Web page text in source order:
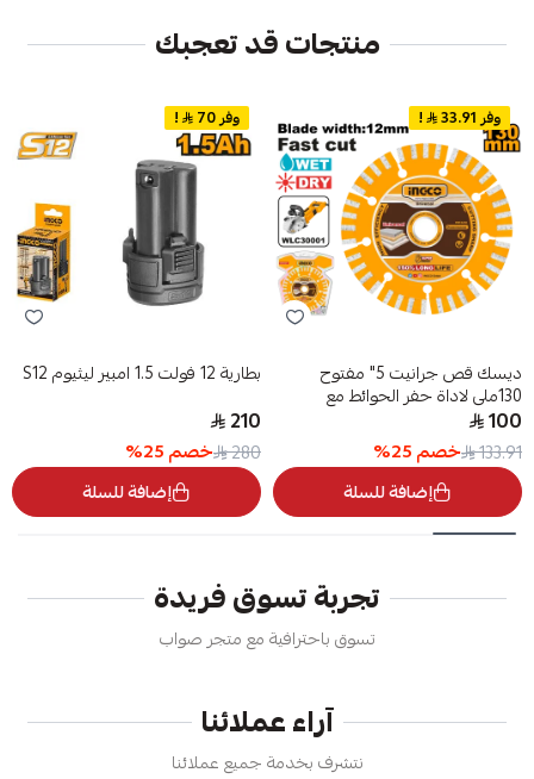
منتجات قد تعجبك
وفر 33.91 !
ديسك قص جرانيت 5" مفتوح
130ملى لاداة حفر الحوائط مع
WLC30001
100
133.91 خصم25
%
إضافة للسلة
وفر 70 !
بطارية 12 فولت 1.5 امبير ليثيوم S12
210
280 خصم25
%
إضافة للسلة
تجربة تسوق فريدة
تسوق باحترافية مع متجر صواب
آراء عملائنا
نتشرف بخدمة جميع عملائنا